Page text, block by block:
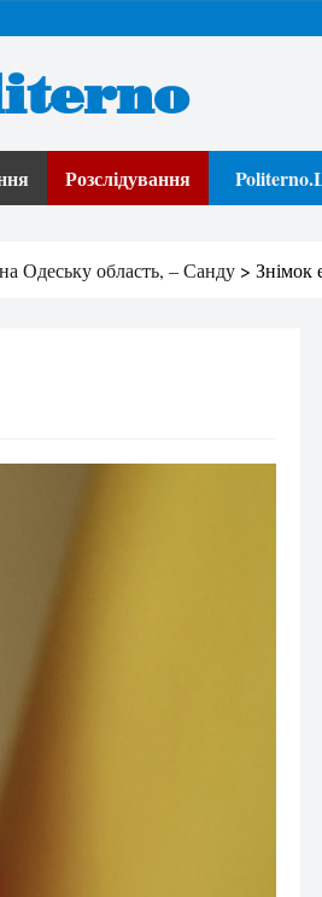
Розслідування
Одеську область, – Санду > Знімок